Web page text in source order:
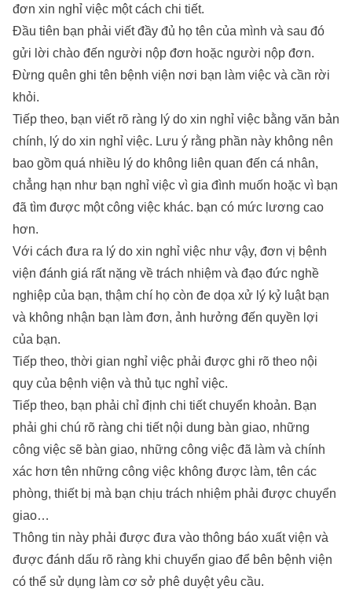
đơn xin nghỉ việc một cách chi tiết.
Đầu tiên bạn phải viết đầy đủ họ tên của mình và sau đó
gửi lời chào đến người nộp đơn hoặc người nộp đơn.
Đừng quên ghi tên bệnh viện nơi bạn làm việc và cần rời
khỏi.
Tiếp theo, bạn viết rõ ràng lý do xin nghỉ việc bằng văn bản
chính, lý do xin nghỉ việc. Lưu ý rằng phần này không nên
bao gồm quá nhiều lý do không liên quan đến cá nhân,
chẳng hạn như bạn nghỉ việc vì gia đình muốn hoặc vì bạn
đã tìm được một công việc khác. bạn có mức lương cao
hơn.
Với cách đưa ra lý do xin nghỉ việc như vậy, đơn vị bệnh
viện đánh giá rất nặng về trách nhiệm và đạo đức nghề
nghiệp của bạn, thậm chí họ còn đe dọa xử lý kỷ luật bạn
và không nhận bạn làm đơn, ảnh hưởng đến quyền lợi
của bạn.
Tiếp theo, thời gian nghỉ việc phải được ghi rõ theo nội
quy của bệnh viện và thủ tục nghỉ việc.
Tiếp theo, bạn phải chỉ định chi tiết chuyển khoản. Bạn
phải ghi chú rõ ràng chi tiết nội dung bàn giao, những
công việc sẽ bàn giao, những công việc đã làm và chính
xác hơn tên những công việc không được làm, tên các
phòng, thiết bị mà bạn chịu trách nhiệm phải được chuyển
giao…
Thông tin này phải được đưa vào thông báo xuất viện và
được đánh dấu rõ ràng khi chuyển giao để bên bệnh viện
có thể sử dụng làm cơ sở phê duyệt yêu cầu.